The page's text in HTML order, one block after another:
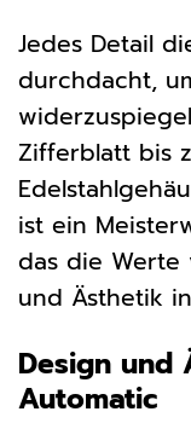
Jedes Detail
durchdacht,
Zifferblatt bis
ist ein
das die Werte
und Ästhetik
Design und
Automatic